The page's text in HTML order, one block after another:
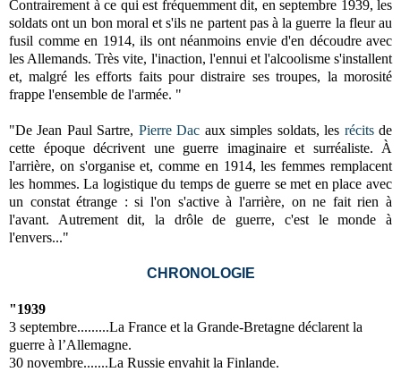
Contrairement à ce qui est fréquemment dit, en septembre 1939, les
soldats ont un bon moral et s'ils ne partent pas à la guerre la fleur au
fusil comme en 1914, ils ont néanmoins envie d'en découdre avec
les Allemands. Très vite, l'inaction, l'ennui et l'alcoolisme s'installent
et, malgré les efforts faits pour distraire ses troupes, la morosité
frappe l'ensemble de l'armée. "
"De Jean Paul Sartre, Pierre Dac aux simples soldats, les récitsde
cette époque décrivent une guerre imaginaire et surréaliste. À
l'arrière, on s'organise et, comme en 1914, les femmes remplacent
les hommes. La logistique du temps de guerre se met en place avec
un constat étrange : si l'on s'active à l'arrière, on ne fait rien à
l'avant. Autrement dit, la drôle de guerre, c'est le monde à
l'envers..."
CHRONOLOGIE
"1939
3 septembre.........La France et la Grande-Bretagne déclarent la
guerre à l’Allemagne.
30 novembre.......La Russie envahit la Finlande.